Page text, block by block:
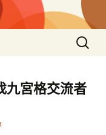
搜
尋
鍵
字:
九宮格交流者